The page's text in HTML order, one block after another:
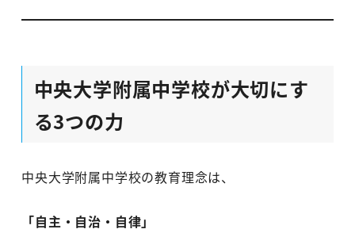
中央大学附属中学校が大切にす
る3つの力
中央大学附属中学校の教育理念は、
「自主・自治・自律」